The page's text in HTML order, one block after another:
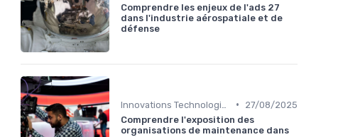
Comprendre les enjeux de l'ads 27
dans l'industrie aérospatiale et de
défense
•
27/08/2025
Comprendre l'exposition des
organisations de maintenance dans